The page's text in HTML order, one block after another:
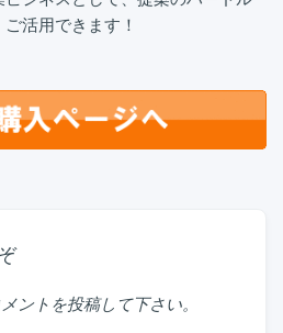
活用できます！
ントを投稿して下さい。